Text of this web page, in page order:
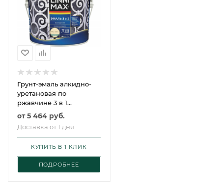
Грунт-эмаль алкидно-
уретановая по
ржавчине 3 в 1
LINNIMAX /
ЛИННИМАКС
от5 464 руб.
Доставка от 1 дня
ПОДРОБНЕЕ
КУПИТЬ В 1 КЛИК